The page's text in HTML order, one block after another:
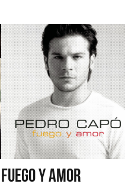
FUEGO Y AMOR